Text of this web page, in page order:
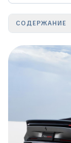
СОДЕРЖАНИЕ